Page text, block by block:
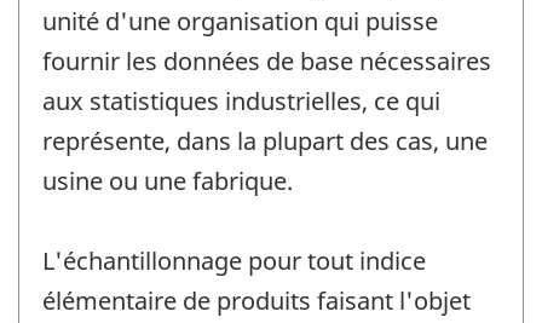
unité d'une organisation qui puisse
fournir les données de base nécessaires
aux statistiques industrielles, ce qui
représente, dans la plupart des cas, une
usine ou une fabrique.
L'échantillonnage pour tout indice
élémentaire de produits faisant l'objet